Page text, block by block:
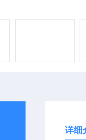
详细